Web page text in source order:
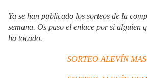
Ya se han publicado los sorteos de la
semana. Os paso el enlace por si alguien
ha tocado.
SORTEO ALEVÍN